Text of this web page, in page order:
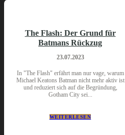
The Flash: Der Grund für
Batmans Rückzug
23.07.2023
In "The Flash" erfährt man nur vage, warum
Michael Keatons Batman nicht mehr aktiv ist
und reduziert sich auf die Begründung,
Gotham City sei...
WEITERLESEN